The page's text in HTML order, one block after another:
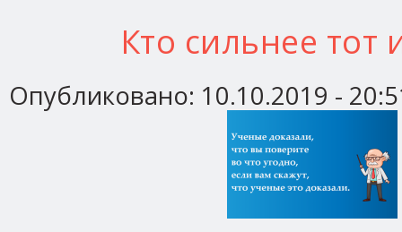
Кто сильнее тот
Опубликовано: 10.10.2019 -